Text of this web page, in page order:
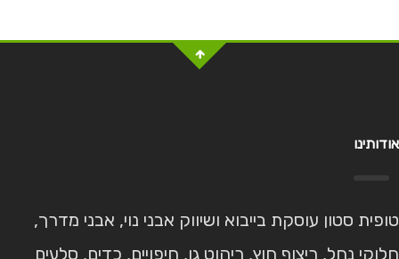
אודותינו
טופית סטון עוסקת בייבוא ושיווק אבני נוי, אבני מדרך,
חלוקי נחל, ריצוף חוץ, ריהוט גן, חיפויים, כדים, סלעים